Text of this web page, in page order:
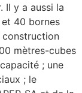
Il y a aussi la
et 40 bornes
construction
mètres-cubes
; une
; le